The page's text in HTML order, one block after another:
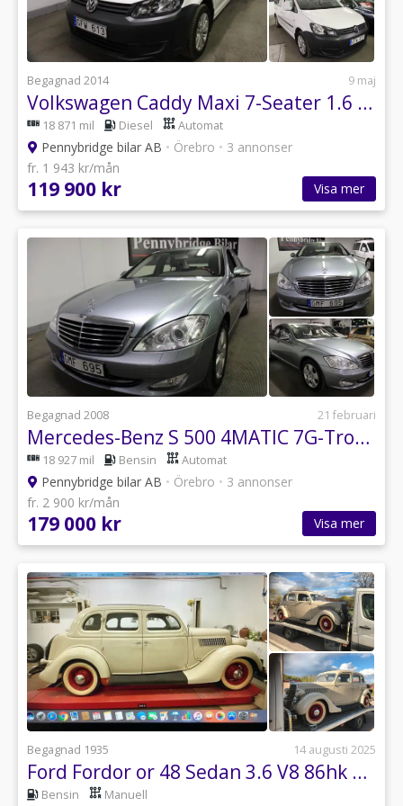
Begagnad 2014 9 maj
Volkswagen Caddy Maxi 7-Seater 1.6 TDI DPF Drag Värmare Automat
18 871 mil Diesel Automat
Pennybridge bilar AB • Örebro • 3 annonser
fr. 1 943 kr/mån
119 900 kr Visa mer
Begagnad 2008 21 februari
Mercedes-Benz S 500 4MATIC 7G-Tronic En ägare Bränslevärmare och El värmare
18 927 mil Bensin Automat
Pennybridge bilar AB • Örebro • 3 annonser
fr. 2 900 kr/mån
179 000 kr Visa mer
Begagnad 1935 14 augusti 2025
Ford Fordor or 48 Sedan 3.6 V8 86hk 4 dörrar i kanon skick
Bensin Manuell